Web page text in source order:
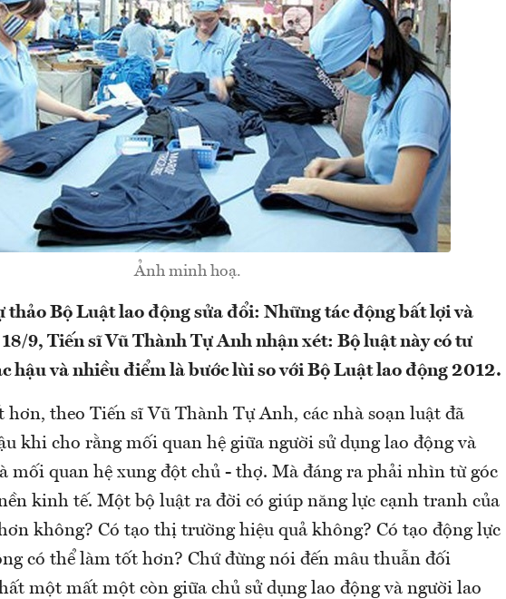
Ảnh minh hoạ.
thảo Bộ Luật lao động sửa đổi: Những tác động bất lợi và
9, Tiến sĩ Vũ Thành Tự Anh nhận xét: Bộ luật này có tư
hậu và nhiều điểm là bước lùi so với Bộ Luật lao động 2012.
hơn, theo Tiến sĩ Vũ Thành Tự Anh, các nhà soạn luật đã
khi cho rằng mối quan hệ giữa người sử dụng lao động và
mối quan hệ xung đột chủ - thợ. Mà đáng ra phải nhìn từ góc
kinh tế. Một bộ luật ra đời có giúp năng lực cạnh tranh của
không? Có tạo thị trường hiệu quả không? Có tạo động lực
có thể làm tốt hơn? Chứ đừng nói đến mâu thuẫn đối
một mất một còn giữa chủ sử dụng lao động và người lao